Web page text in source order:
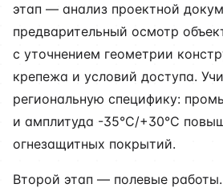
этап — анализ проектной
предварительный осмотр
с уточнением геометрии
крепежа и условий доступа.
региональную специфику:
и амплитуда -35°C/+30°C
огнезащитных покрытий.
Второй этап — полевые работы.